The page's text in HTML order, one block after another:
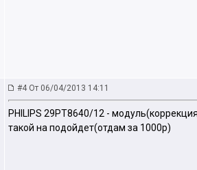
#4 От 06/04/2013 14:11
PHILIPS 29PT8640/12 -
такой на подойдет(отдам за 1000р)